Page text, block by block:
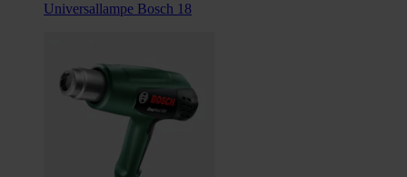
Universallampe Bosch 18